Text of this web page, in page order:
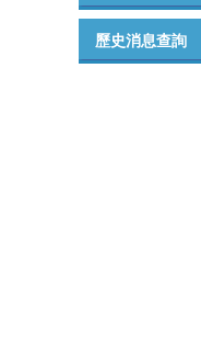
歷史消息查詢